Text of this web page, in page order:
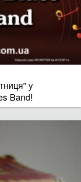
у
Band!